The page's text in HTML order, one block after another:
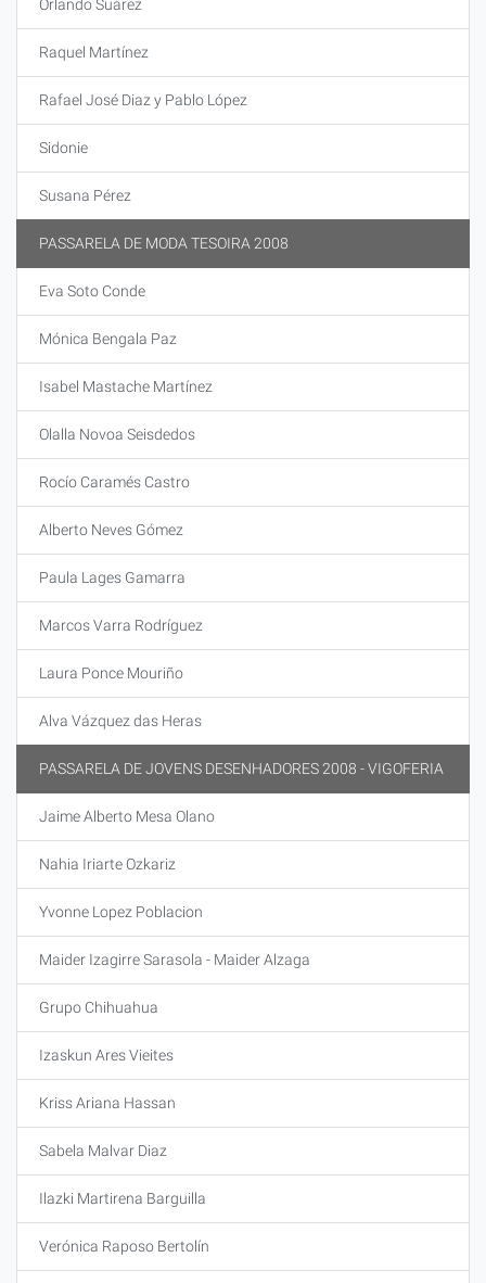
Orlando Suárez
Raquel Martínez
Rafael José Diaz y Pablo López
Sidonie
Susana Pérez
PASSARELA DE MODA TESOIRA 2008
Eva Soto Conde
Mónica Bengala Paz
Isabel Mastache Martínez
Olalla Novoa Seisdedos
Rocío Caramés Castro
Alberto Neves Gómez
Paula Lages Gamarra
Marcos Varra Rodríguez
Laura Ponce Mouriño
Alva Vázquez das Heras
PASSARELA DE JOVENS DESENHADORES 2008 - VIGOFERIA
Jaime Alberto Mesa Olano
Nahia Iriarte Ozkariz
Yvonne Lopez Poblacion
Maider Izagirre Sarasola - Maider Alzaga
Grupo Chihuahua
Izaskun Ares Vieites
Kriss Ariana Hassan
Sabela Malvar Diaz
Ilazki Martirena Barguilla
Verónica Raposo Bertolín